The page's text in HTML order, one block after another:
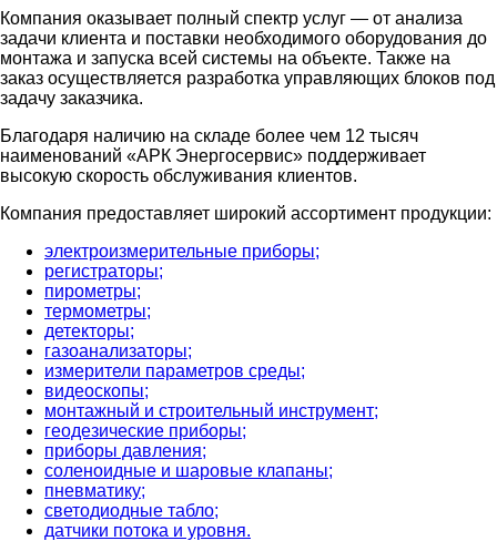
Компания оказывает полный спектр услуг — от анализа
задачи клиента и поставки необходимого оборудования до
монтажа и запуска всей системы на объекте. Также на
заказ осуществляется разработка управляющих блоков под
задачу заказчика.
Благодаря наличию на складе более чем 12 тысяч
наименований «АРК Энергосервис» поддерживает
высокую скорость обслуживания клиентов.
Компания предоставляет широкий ассортимент продукции:
электроизмерительные приборы;
регистраторы;
пирометры;
термометры;
детекторы;
газоанализаторы;
измерители параметров среды;
видеоскопы;
монтажный и строительный инструмент;
геодезические приборы;
приборы давления;
соленоидные и шаровые клапаны;
пневматику;
светодиодные табло;
датчики потока и уровня.